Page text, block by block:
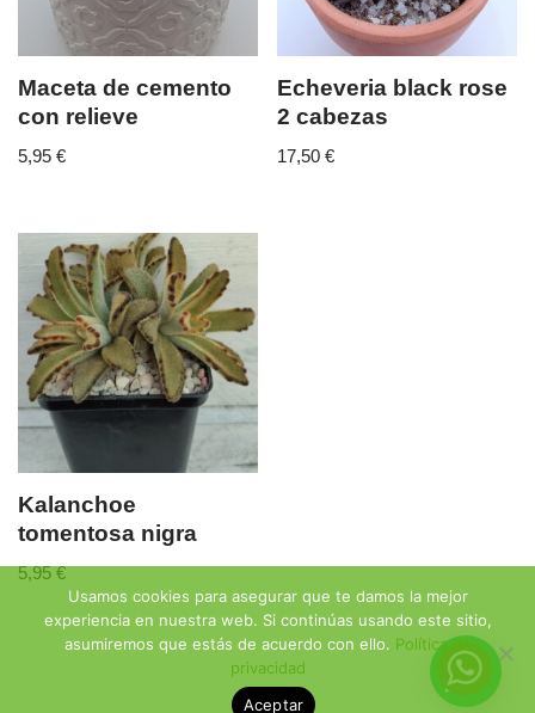
Maceta de cemento
con relieve
5,95 €
Echeveria black rose
2 cabezas
17,50€
Kalanchoe
tomentosa nigra
5,95€
Usamos cookies para asegurar que te damos la mejor
experiencia en nuestra web. Si continúas usando este sitio,
asumiremos que estás de acuerdo con ello. Política de
privacidad
Aceptar